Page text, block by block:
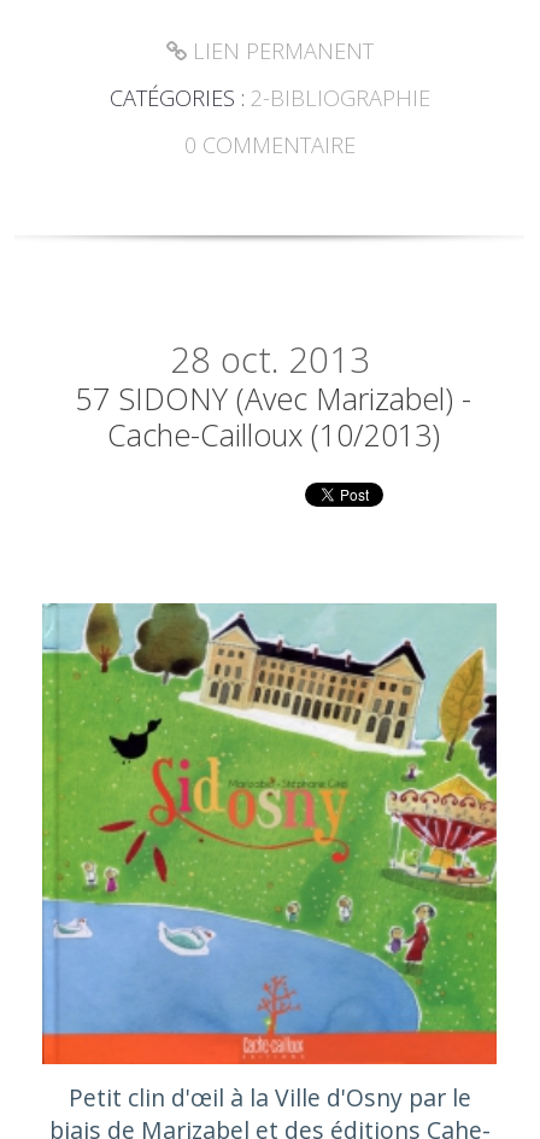
LIEN PERMANENT
CATÉGORIES : 2-BIBLIOGRAPHIE
0 COMMENTAIRE
28 oct. 2013
57 SIDONY (avec Marizabel) -
Cache-Cailloux (10/2013)
Petit clin d'œil à la Ville d'Osny par le
biais de Marizabel et des éditions Cahe-